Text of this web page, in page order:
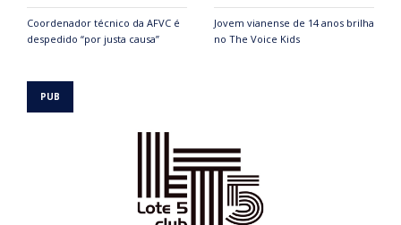
Coordenador técnico da AFVC é
despedido “por justa causa”
Jovem vianense de 14 anos brilha
no The Voice Kids